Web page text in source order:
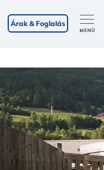
Árak & Foglalás